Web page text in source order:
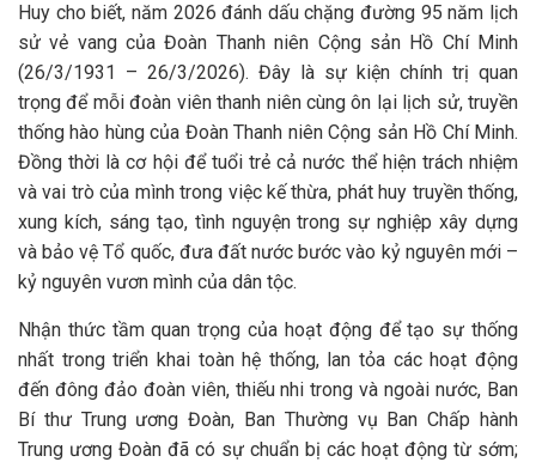
Huy cho biết, năm 2026 đánh dấu chặng đường 95 năm lịch
sử vẻ vang của Đoàn Thanh niên Cộng sản Hồ Chí Minh
(26/3/1931 – 26/3/2026). Đây là sự kiện chính trị quan
trọng để mỗi đoàn viên thanh niên cùng ôn lại lịch sử, truyền
thống hào hùng của Đoàn Thanh niên Cộng sản Hồ Chí Minh.
Đồng thời là cơ hội để tuổi trẻ cả nước thể hiện trách nhiệm
và vai trò của mình trong việc kế thừa, phát huy truyền thống,
xung kích, sáng tạo, tình nguyện trong sự nghiệp xây dựng
và bảo vệ Tổ quốc, đưa đất nước bước vào kỷ nguyên mới –
kỷ nguyên vươn mình của dân tộc.
Nhận thức tầm quan trọng của hoạt động để tạo sự thống
nhất trong triển khai toàn hệ thống, lan tỏa các hoạt động
đến đông đảo đoàn viên, thiếu nhi trong và ngoài nước, Ban
Bí thư Trung ương Đoàn, Ban Thường vụ Ban Chấp hành
Trung ương Đoàn đã có sự chuẩn bị các hoạt động từ sớm;